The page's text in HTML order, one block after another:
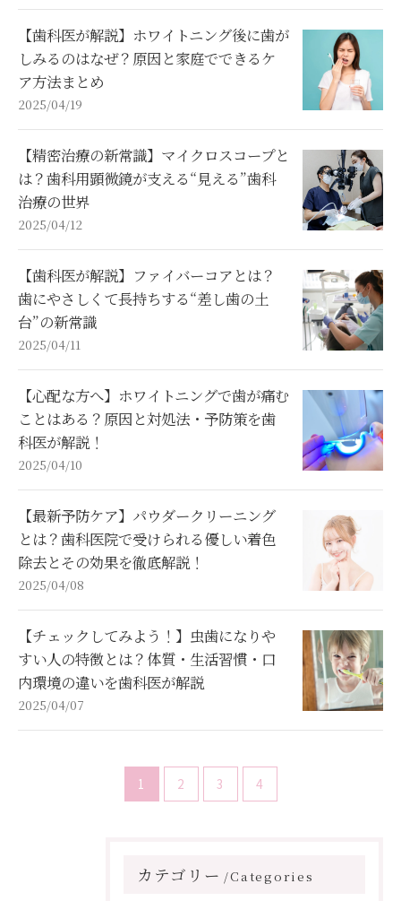
【歯科医が解説】ホワイトニング後に歯が
しみるのはなぜ？原因と家庭でできるケ
ア方法まとめ
2025/04/19
【精密治療の新常識】マイクロスコープと
は？歯科用顕微鏡が支える“見える”歯科
治療の世界
2025/04/12
【歯科医が解説】ファイバーコアとは？
歯にやさしくて長持ちする“差し歯の土
台”の新常識
2025/04/11
【心配な方へ】ホワイトニングで歯が痛む
ことはある？原因と対処法・予防策を歯
科医が解説！
2025/04/10
【最新予防ケア】パウダークリーニング
とは？歯科医院で受けられる優しい着色
除去とその効果を徹底解説！
2025/04/08
【チェックしてみよう！】虫歯になりや
すい人の特徴とは？体質・生活習慣・口
内環境の違いを歯科医が解説
2025/04/07
1 2 3 4
カテゴリー Categories